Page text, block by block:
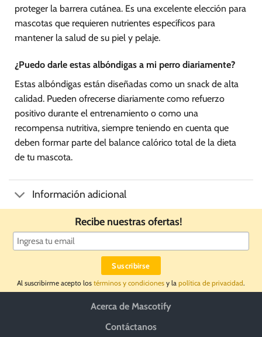
proteger la barrera cutánea. Es una excelente elección para
mascotas que requieren nutrientes específicos para
mantener la salud de su piel y pelaje.
¿Puedo darle estas albóndigas a mi perro diariamente?
Estas albóndigas están diseñadas como un snack de alta
calidad. Pueden ofrecerse diariamente como refuerzo
positivo durante el entrenamiento o como una
recompensa nutritiva, siempre teniendo en cuenta que
deben formar parte del balance calórico total de la dieta
de tu mascota.
Información adicional
Recibe nuestras ofertas!
Al suscribirme acepto los términos y condiciones y la política de privacidad.
Acerca de Mascotify
Contáctanos